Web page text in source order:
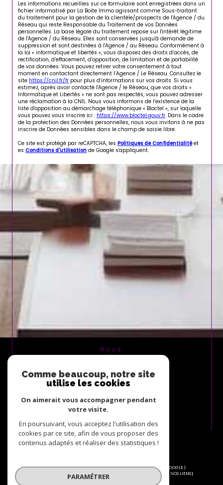
Les informations recueillies sur ce formulaire sont enregistrées dans un
fichier informatisé par La Boite Immo agissant comme Sous-traitant
du traitement pour la gestion de la clientèle/prospects de l'Agence / du
Réseau qui reste Responsable du Traitement de vos Données
personnelles. La base légale du traitement repose sur l'intérêt légitime
de l'Agence / du Réseau. Elles sont conservées jusqu'à demande de
suppression et sont destinées à l'Agence / au Réseau. Conformément à
la loi « informatique et libertés », vous disposez des droits d’accès, de
rectification, d’effacement, d’opposition, de limitation et de portabilité
de vos données. Vous pouvez retirer votre consentement à tout
moment en contactant directement l’Agence / Le Réseau. Consultez le
site https://cnil.fr/fr pour plus d’informations sur vos droits. Si vous
estimez, après avoir contacté l'Agence / le Réseau, que vos droits «
Informatique et Libertés » ne sont pas respectés, vous pouvez adresser
une réclamation à la CNIL. Nous vous informons de l’existence de la
liste d'opposition au démarchage téléphonique « Bloctel », sur laquelle
vous pouvez vous inscrire ici : https://www.bloctel.gouv.fr. Dans le cadre
de la protection des Données personnelles, nous vous invitons à ne pas
inscrire de Données sensibles dans le champ de saisie libre.
Ce site est protégé par reCAPTCHA, les Politiques de Confidentialitéet
es Conditions d'utilisation de Google s'appliquent.
Nous
© 2026 | TOUS DROITS RÉSERVÉS | TRADUCTION POWERED BY GOOGLE |
NOS HONORAIRES
PLAN DU SITE MENTIONS LÉGALES ADMIN
NOS LIENS
POLITIQUE RGPD
Comme beaucoup, notre site
utilise les cookies
On aimerait vous accompagner pendant
votre visite.
En poursuivant, vous acceptez l'utilisation des
cookies par ce site, afin de vous proposer des
contenus adaptés et réaliser des statistiques !
PARAMÉTRER